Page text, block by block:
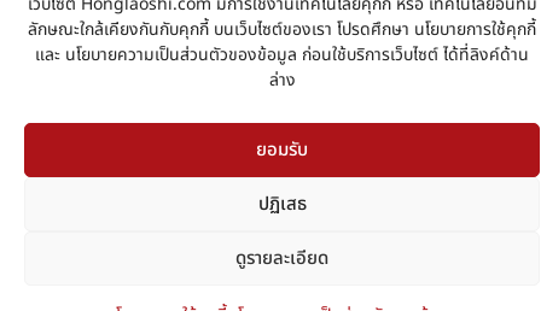
ลักษณะใกล้เคียงกันกับคุกกี้ บนเว็บไซต์ของเรา โปรดศึกษา นโยบายการใช้คุกกี้
และ นโยบายความเป็นส่วนตัวของข้อมูล ก่อนใช้บริการเว็บไซต์ ได้ที่ลิงค์ด้าน
ล่าง
ยอมรับ
ปฏิเสธ
ดูรายละเอียด
นโยบายความเป็น